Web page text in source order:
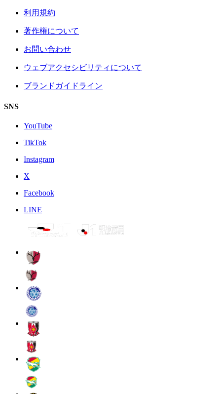
利用規約
著作権について
お問い合わせ
ウェブアクセシビリティについて
ブランドガイドライン
SNS
YouTube
TikTok
Instagram
X
Facebook
LINE